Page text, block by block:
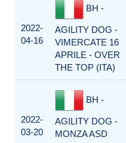
2022-
04-16
BH -
AGILITY DOG -
VIMERCATE 16
APRILE - OVER
THE TOP (ITA)
2022-
03-20
BH -
AGILITY DOG -
MONZA ASD